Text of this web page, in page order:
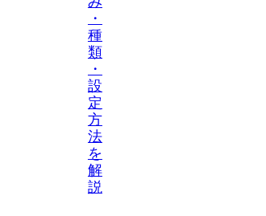
・
種
類
・
設
定
方
法
を
解
説